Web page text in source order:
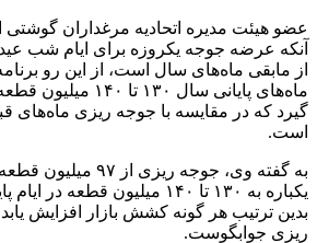
عضو هیئت مدیره اتحادیه مرغداران گوشتی
از مابقی ماه‌های سال است، از این رو
ماه‌های پایانی سال
گیرد که در مقایسه با جوجه ریزی ماه‌های
است.
به گفته وی، جوجه
یکباره به ۱۳۰ تا ۱۴۰ میلیون
بدین ترتیب هر گونه کشش بازار افزایش
ریزی جوابگوست.